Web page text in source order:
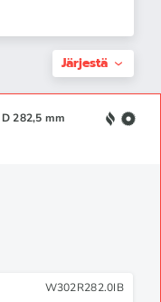
Järjestä
282,5 mm
W302R282.0IB